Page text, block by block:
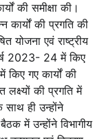
की समीक्षा की।
कार्यों की प्रगति की
योजना एवं राष्ट्रीय
2023- 24 में किए
किए गए कार्यों की
लक्ष्यों की प्रगति में
साथ ही उन्होंने
में उन्होंने विभागीय